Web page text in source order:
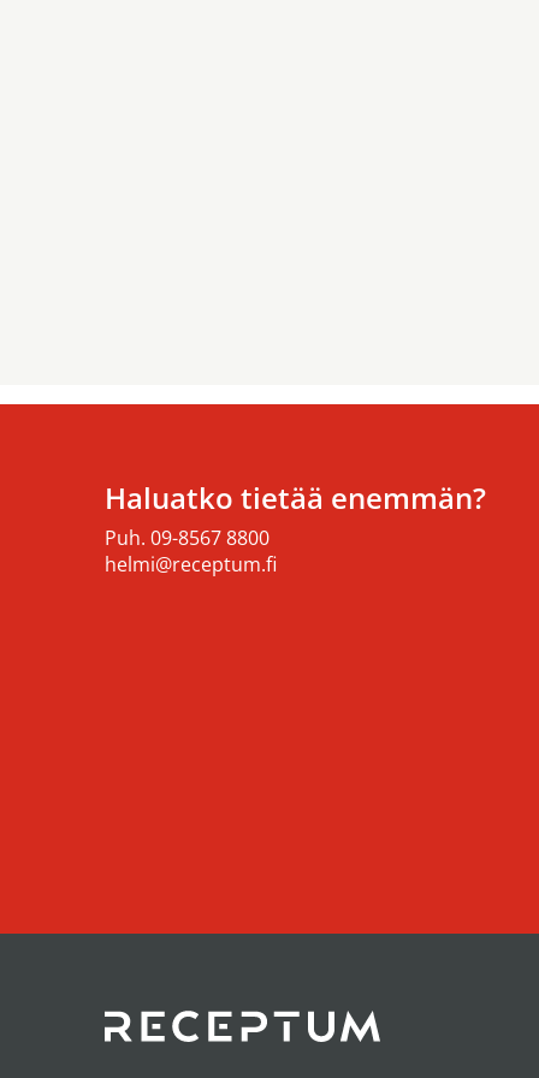
Haluatko tietää enemmän?
Puh. 09-8567 8800
helmi@receptum.fi